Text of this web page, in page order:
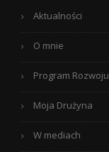
Aktualności
O mnie
Program Rozwoju
Moja Drużyna
W mediach